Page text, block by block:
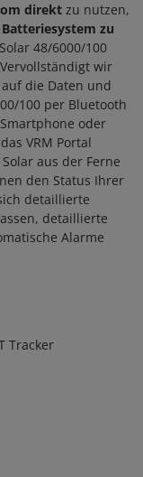
direkt zu nutzen,
Batteriesystem zu
48/6000/100
wir
die Daten und
100 per Bluetooth
oder
VRM Portal
aus der Ferne
den Status Ihrer
detaillierte
detaillierte
Alarme
Tracker